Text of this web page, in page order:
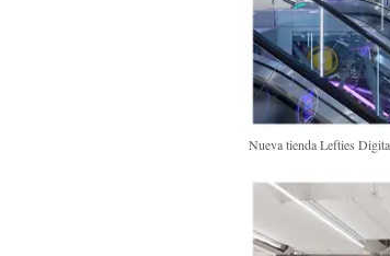
Nueva tienda Lefties